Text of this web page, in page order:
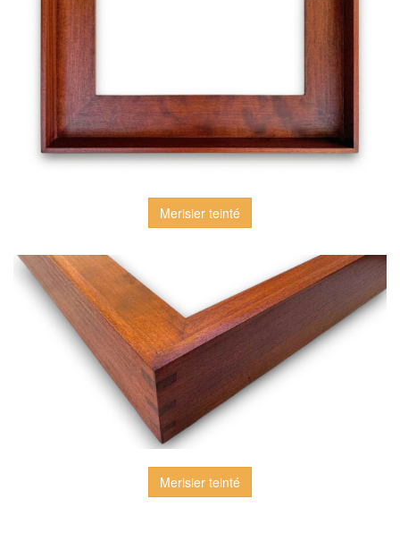
Merisier teinté
Merisier teinté